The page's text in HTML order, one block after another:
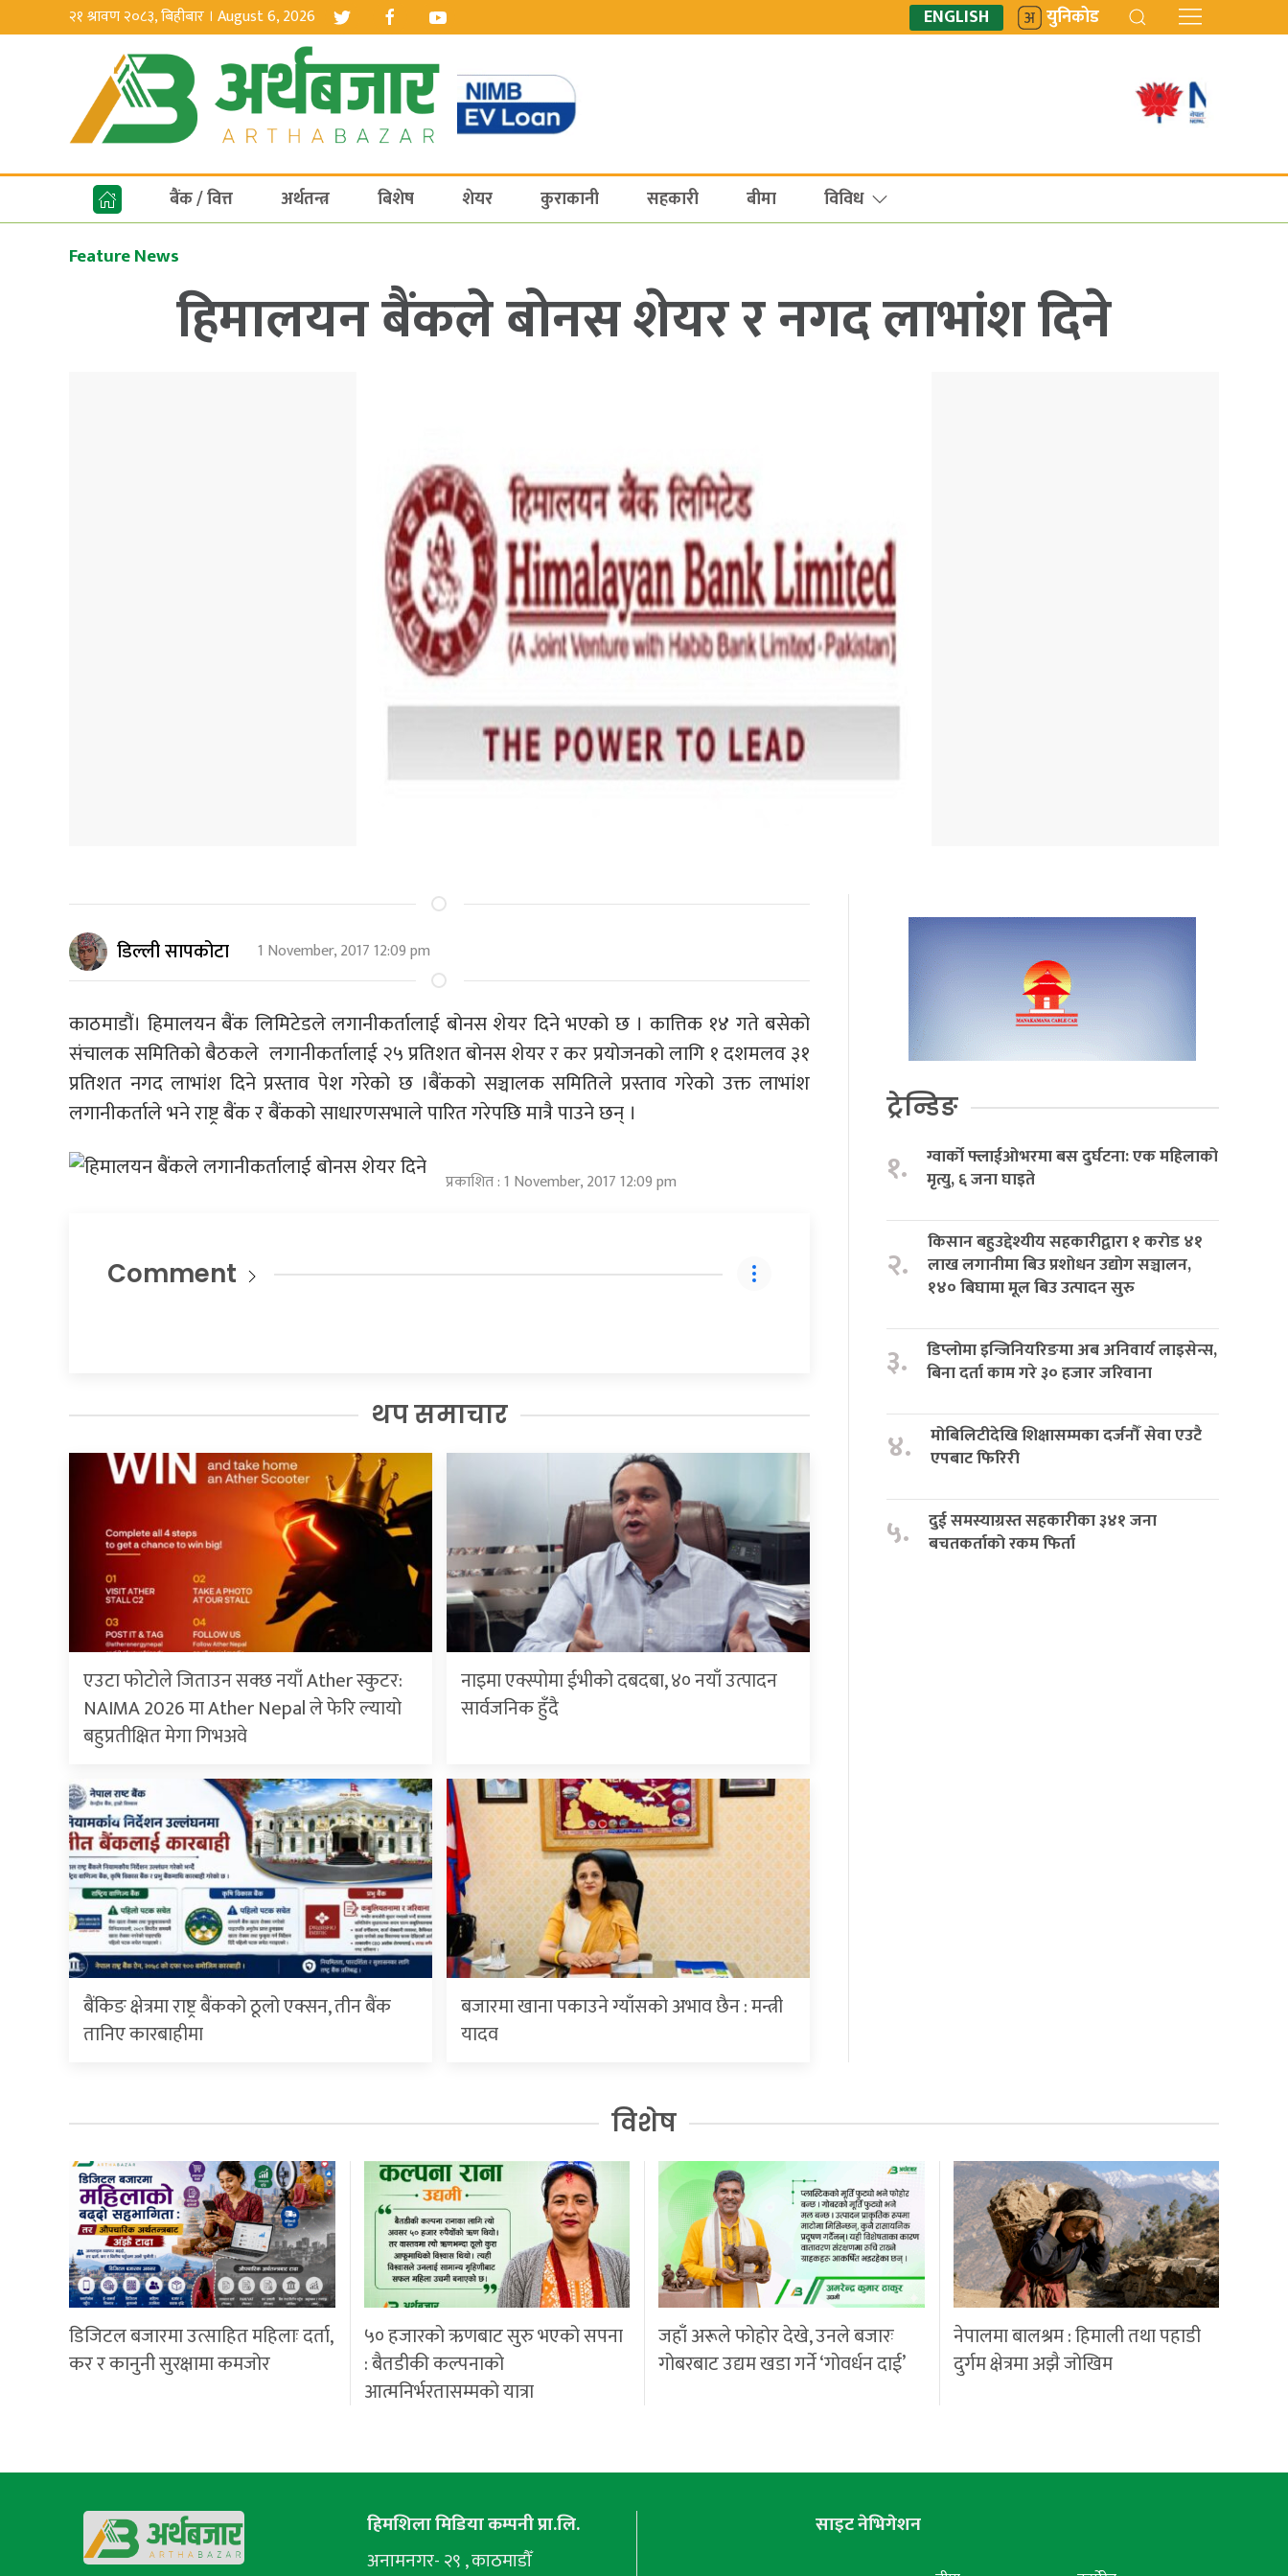
२१ श्रावण २०८३, बिहीबार । August 6, 2026 ENGLISH युनिकोड
बैंक / वित्त अर्थतन्त्र बिशेष शेयर कुराकानी सहकारी बीमा विविध
Feature News
हिमालयन बैंकले बोनस शेयर र नगद लाभांश दिने
डिल्ली सापकोटा 1 November, 2017 12:09 pm
काठमाडौं। हिमालयन बैंक लिमिटेडले लगानीकर्तालाई बोनस शेयर दिने भएको छ । कात्तिक १४ गते बसेको
संचालक समितिकाे बैठकले लगानीकर्तालाई २५ प्रतिशत बोनस शेयर र कर प्रयोजनको लागि १ दशमलव ३१
प्रतिशत नगद लाभांश दिने प्रस्ताव पेश गरेको छ ।बैंकको सञ्चालक समितिले प्रस्ताव गरेको उक्त लाभांश
लगानीकर्ताले भने राष्ट्र बैंक र बैंकको साधारणसभाले पारित गरेपछि मात्रै पाउने छन् ।
प्रकाशित : 1 November, 2017 12:09 pm
Comment
थप समाचार
एउटा फोटोले जिताउन सक्छ नयाँ Ather स्कुटर:
NAIMA 2026 मा Ather Nepal ले फेरि ल्यायो
बहुप्रतीक्षित मेगा गिभअवे
नाइमा एक्स्पोमा ईभीको दबदबा, ४० नयाँ उत्पादन
सार्वजनिक हुँदै
बैंकिङ क्षेत्रमा राष्ट्र बैंकको ठूलो एक्सन, तीन बैंक
तानिए कारबाहीमा
बजारमा खाना पकाउने ग्याँसको अभाव छैन : मन्त्री
यादव
ट्रेन्डिङ
१.
ग्वार्को फ्लाईओभरमा बस दुर्घटना: एक महिलाको
मृत्यु, ६ जना घाइते
२.
किसान बहुउद्देश्यीय सहकारीद्वारा १ करोड ४१
लाख लगानीमा बिउ प्रशोधन उद्योग सञ्चालन,
१४० बिघामा मूल बिउ उत्पादन सुरु
३.
डिप्लोमा इन्जिनियरिङमा अब अनिवार्य लाइसेन्स,
बिना दर्ता काम गरे ३० हजार जरिवाना
४.
मोबिलिटीदेखि शिक्षासम्मका दर्जनौँ सेवा एउटै
एपबाट फिरिरी
५.
दुई समस्याग्रस्त सहकारीका ३४१ जना
बचतकर्ताको रकम फिर्ता
विशेष
डिजिटल बजारमा उत्साहित महिलाः दर्ता,
कर र कानुनी सुरक्षामा कमजोर
५० हजारको ऋणबाट सुरु भएको सपना
: बैतडीकी कल्पनाको
आत्मनिर्भरतासम्मको यात्रा
जहाँ अरूले फोहोर देखे, उनले बजारः
गोबरबाट उद्यम खडा गर्ने ‘गोवर्धन दाई’
नेपालमा बालश्रम : हिमाली तथा पहाडी
दुर्गम क्षेत्रमा अझै जोखिम
हिमशिला मिडिया कम्पनी प्रा.लि.
अनामनगर- २९ , काठमाडौँ
साइट नेभिगेशन